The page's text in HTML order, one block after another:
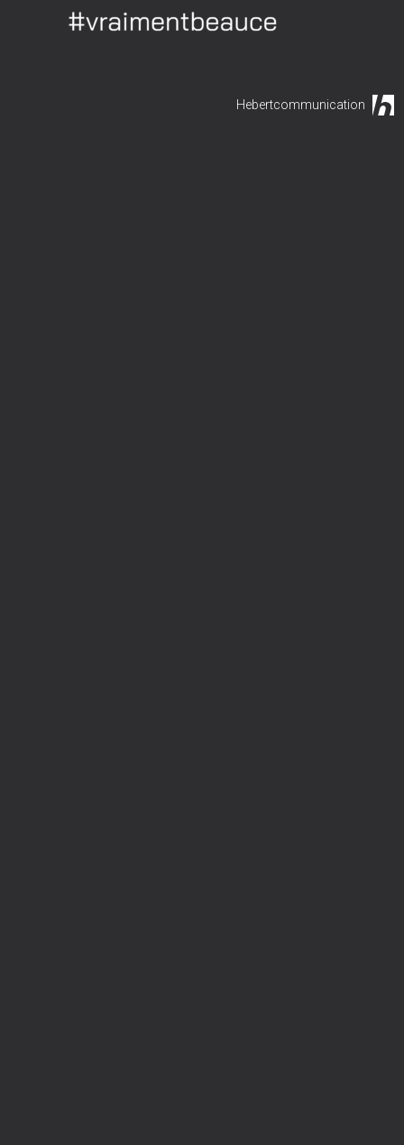
Hebertcommunication